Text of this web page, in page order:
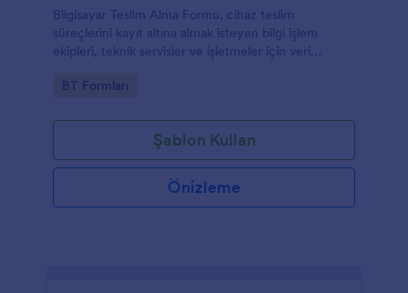
Bilgisayar Teslim Alma Formu, cihaz teslim
süreçlerini kayıt altına almak isteyen bilgi işlem
ekipleri, teknik servisler ve işletmeler için veri
kolaylaştırır.
Go to Category:
BT Formları
Şablon Kullan
Önizleme